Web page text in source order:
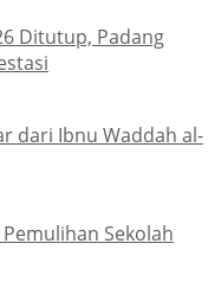
Ditutup, Padang
dari Ibnu Waddah al-
Sekolah